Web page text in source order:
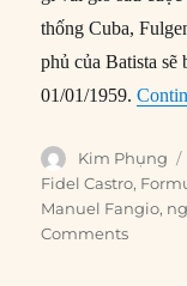
thống Cuba,
phủ của Batista
01/01/1959.
Author
Kim Phụng
Fidel Castro,
Manuel Fangio,
Comments